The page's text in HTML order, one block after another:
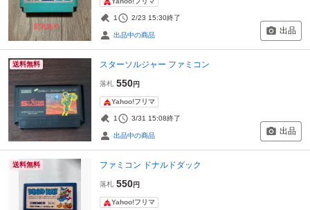
1 2/23 15:30終了
出品中の商品 出品
送料無料 スターソルジャー ファミコン
落札 550円
Yahoo!フリマ
1 3/31 15:08終了
出品中の商品 出品
送料無料 ファミコン ドナルドダック
落札 550円
Yahoo!フリマ